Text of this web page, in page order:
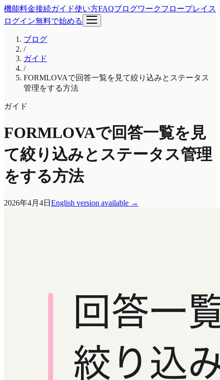
機能料金接続ガイド使い方FAQブログワークフロープレイス
ログイン無料で始める
ブログ
/
ガイド
/
FORMLOVAで回答一覧を見て絞り込みとステータス
管理をする方法
ガイド
FORMLOVAで回答一覧を見
て絞り込みとステータス管理
をする方法
2026年4月4日 English version available →